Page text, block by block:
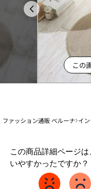
この
ファッション通販 ベルーナ イ
この商品詳細ページ
いやすかったですか？
1
か